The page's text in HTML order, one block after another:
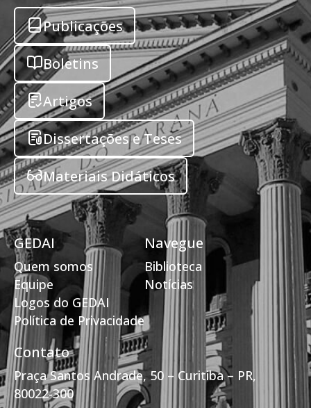
Publicações
Boletins
Artigos
Dissertações e Teses
Materiais Didáticos
GEDAI
Quem somos
Equipe
Logos do GEDAI
Política de Privacidade
Navegue
Biblioteca
Notícias
Contato
Praça Santos Andrade, 50 – Curitiba – PR,
80022-300